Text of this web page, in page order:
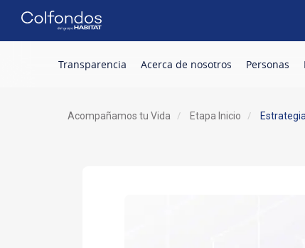
Transparencia Acerca de nosotros Personas
Acompañamos tu Vida Etapa Inicio